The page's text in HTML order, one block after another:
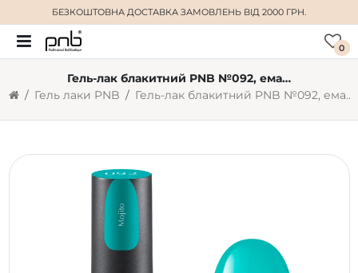
БЕЗКОШТОВНА ДОСТАВКА ЗАМОВЛЕНЬ ВІД 2000 ГРН.
0
Гель-лак блакитний PNB №092, емаль (8 мл)
Гель лаки PNB
Гель-лак блакитний PNB №092, емаль (8 мл)